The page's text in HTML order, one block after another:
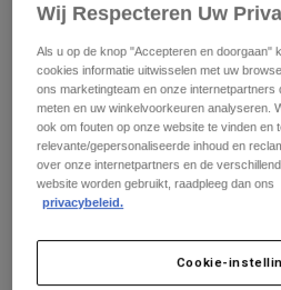
Broeken
Korte broeken
Jassen
Handschoenen
Beschermingen
Broeken
Handschoenen
Jassen
Protections
Brillen
Alles bekijken
Women
T-Shirts & Tops
Hoodies en truien
Jassen
Beschermers
Brillen
Socks
Alles bekijken
Moto
Wij Respecteren Uw
Als u op de knop "Accepteren en doorgaan"
cookies informatie uitwisselen met uw
ons marketingteam en onze
meten en uw winkelvoorkeuren analyseren.
ook om fouten op onze website te vinden en
relevante/gepersonaliseerde inhoud en
over onze internetpartners en de
website worden gebruikt, raadpleeg dan ons
privacybeleid.
Cookie-